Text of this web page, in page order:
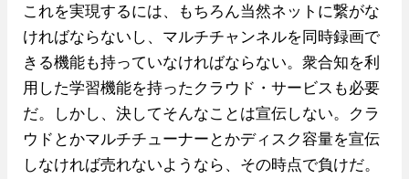
これを実現するには、もちろん当然ネットに繋がな
ければならないし、マルチチャンネルを同時録画で
きる機能も持っていなければならない。衆合知を利
用した学習機能を持ったクラウド・サービスも必要
だ。しかし、決してそんなことは宣伝しない。クラ
ウドとかマルチチューナーとかディスク容量を宣伝
しなければ売れないようなら、その時点で負けだ。